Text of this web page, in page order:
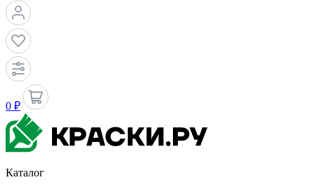
0 ₽
Каталог